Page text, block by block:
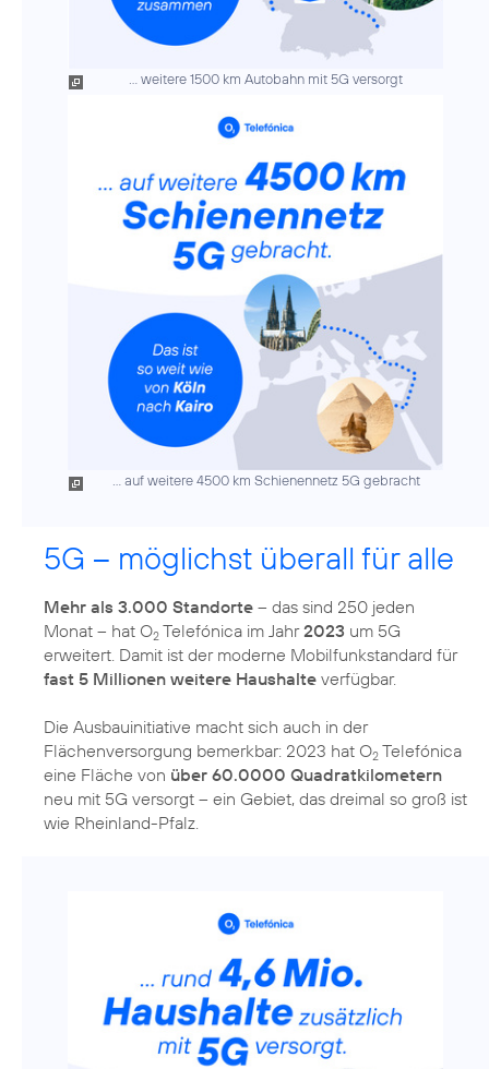
... weitere 1500 km Autobahn mit 5G versorgt
... auf weitere 4500 km Schienennetz 5G gebracht
5G – möglichst überall für alle
Mehr als 3.000 Standorte – das sind 250 jeden
Monat – hat O2 Telefónica im Jahr2023 um 5G
erweitert. Damit ist der moderne Mobilfunkstandard für
fast 5 Millionen weitere Haushalte verfügbar.
Die Ausbauinitiative macht sich auch in der
Flächenversorgung bemerkbar: 2023 hat O2 Telefónica
eine Fläche von über 60.0000 Quadratkilometern
neu mit 5G versorgt – ein Gebiet, das dreimal so groß ist
wie Rheinland-Pfalz.